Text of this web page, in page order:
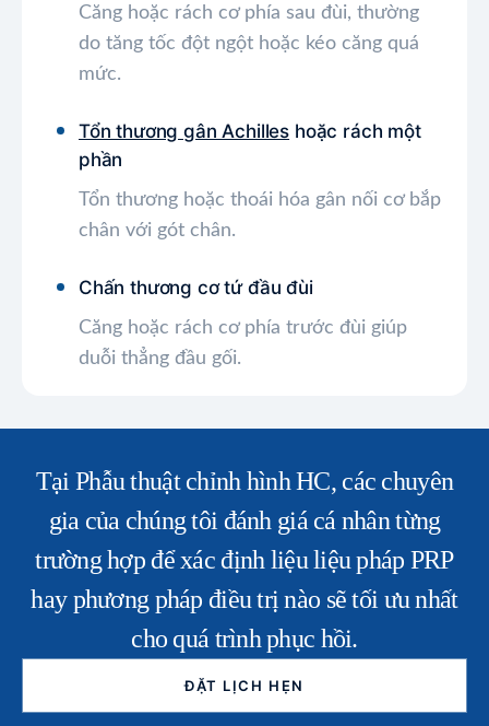
Căng hoặc rách cơ phía sau đùi, thường
do tăng tốc đột ngột hoặc kéo căng quá
mức.
Tổn thương gân Achilles hoặc rách một
phần
Tổn thương hoặc thoái hóa gân nối cơ bắp
chân với gót chân.
Chấn thương cơ tứ đầu đùi
Căng hoặc rách cơ phía trước đùi giúp
duỗi thẳng đầu gối.
Tại Phẫu thuật chỉnh hình HC, các chuyên
gia của chúng tôi đánh giá cá nhân từng
trường hợp để xác định liệu liệu pháp PRP
hay phương pháp điều trị nào sẽ tối ưu nhất
cho quá trình phục hồi.
ĐẶT LỊCH HẸN